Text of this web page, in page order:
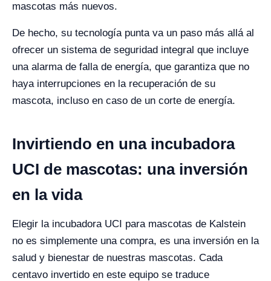
mascotas más nuevos.
De hecho, su tecnología punta va un paso más allá al
ofrecer un sistema de seguridad integral que incluye
una alarma de falla de energía, que garantiza que no
haya interrupciones en la recuperación de su
mascota, incluso en caso de un corte de energía.
Invirtiendo en una incubadora
UCI de mascotas: una inversión
en la vida
Elegir la incubadora UCI para mascotas de Kalstein
no es simplemente una compra, es una inversión en la
salud y bienestar de nuestras mascotas. Cada
centavo invertido en este equipo se traduce